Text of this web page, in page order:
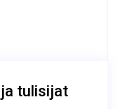
tulisijat